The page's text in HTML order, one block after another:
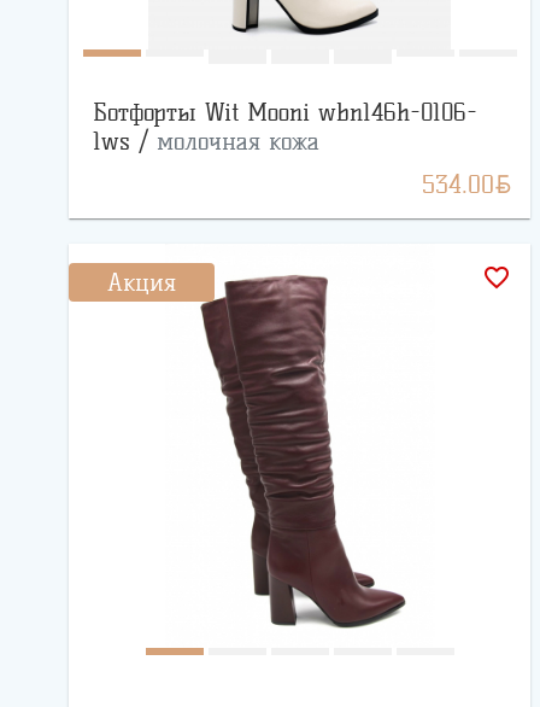
Ботфорты Wit Mooni wbn146h-0106-
1ws / молочная кожа
534.00BYN
Акция favorite_border